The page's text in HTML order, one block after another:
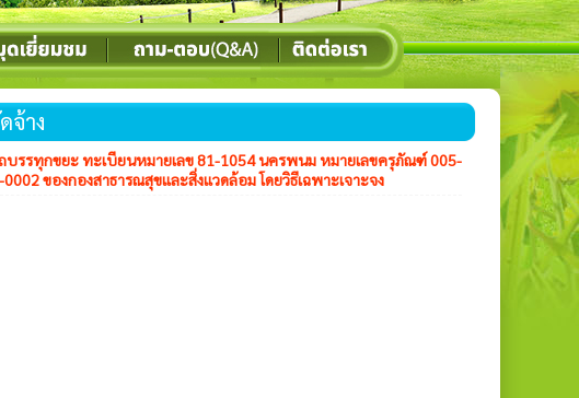
จ้าง
บรรทุกขยะ ทะเบียนหมายเลข 81-1054 นครพนม หมายเลขครุภัณฑ์ 005-
ของกองสาธารณสุขและสิ่งแวดล้อม โดยวิธีเฉพาะเจาะจง